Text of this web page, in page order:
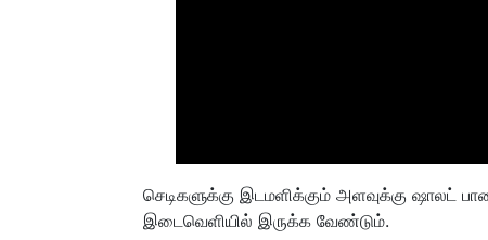
செடிகளுக்கு இடமளிக்கும் அளவுக்கு ஷாலட்
இடைவெளியில் இருக்க வேண்டும்.